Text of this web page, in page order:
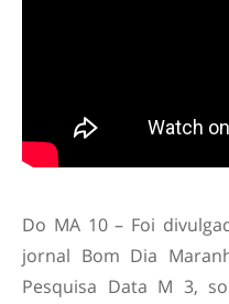
Do MA 10 – Foi
jornal Bom Dia
Pesquisa Data M 3,